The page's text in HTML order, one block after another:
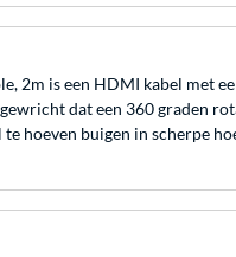
2m is een HDMI kabel met
dat een 360 graden
hoeven buigen in scherpe